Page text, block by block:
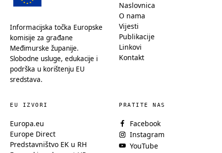
Informacijska točka Europske
komisije za građane
Međimurske županije.
Slobodne usluge, edukacije i
podrška u korištenju EU
sredstava.
Naslovnica
O nama
Vijesti
Publikacije
Linkovi
Kontakt
EU IZVORI
Europa.eu
Europe Direct
Predstavništvo EK u RH
PRATITE NAS
Facebook
Instagram
YouTube